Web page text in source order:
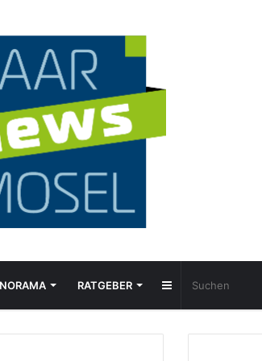
RATGEBER Sidebar